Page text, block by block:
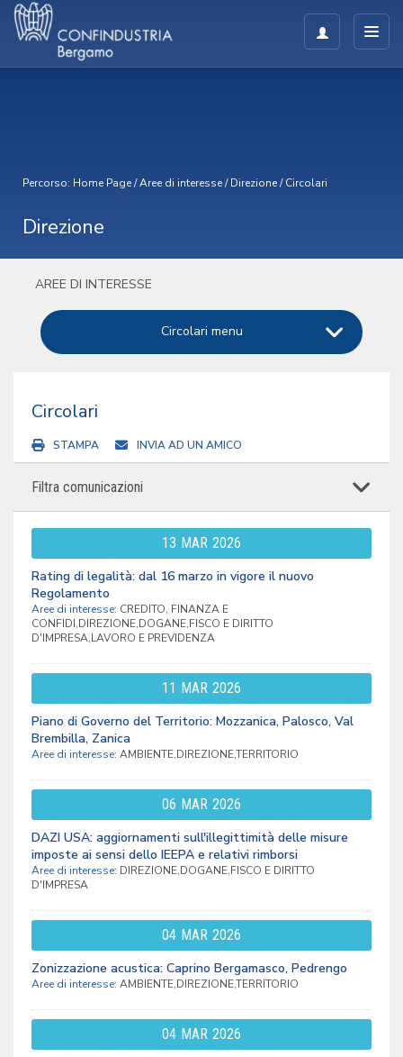
Percorso: Home Page/Aree di interesse/Direzione/Circolari
Direzione
AREE DI INTERESSE
Circolari menu
Circolari
STAMPA INVIA AD UN AMICO
Filtra comunicazioni
13 MAR 2026
Rating di legalità: dal 16 marzo in vigore il nuovo
Regolamento
Aree di interesse: CREDITO, FINANZA E
CONFIDI,DIREZIONE,DOGANE,FISCO E DIRITTO
D'IMPRESA,LAVORO E PREVIDENZA
11 MAR 2026
Piano di Governo del Territorio: Mozzanica, Palosco, Val
Brembilla, Zanica
Aree di interesse: AMBIENTE,DIREZIONE,TERRITORIO
06 MAR 2026
DAZI USA: aggiornamenti sull'illegittimità delle misure
imposte ai sensi dello IEEPA e relativi rimborsi
Aree di interesse: DIREZIONE,DOGANE,FISCO E DIRITTO
D'IMPRESA
04 MAR 2026
Zonizzazione acustica: Caprino Bergamasco, Pedrengo
Aree di interesse: AMBIENTE,DIREZIONE,TERRITORIO
04 MAR 2026